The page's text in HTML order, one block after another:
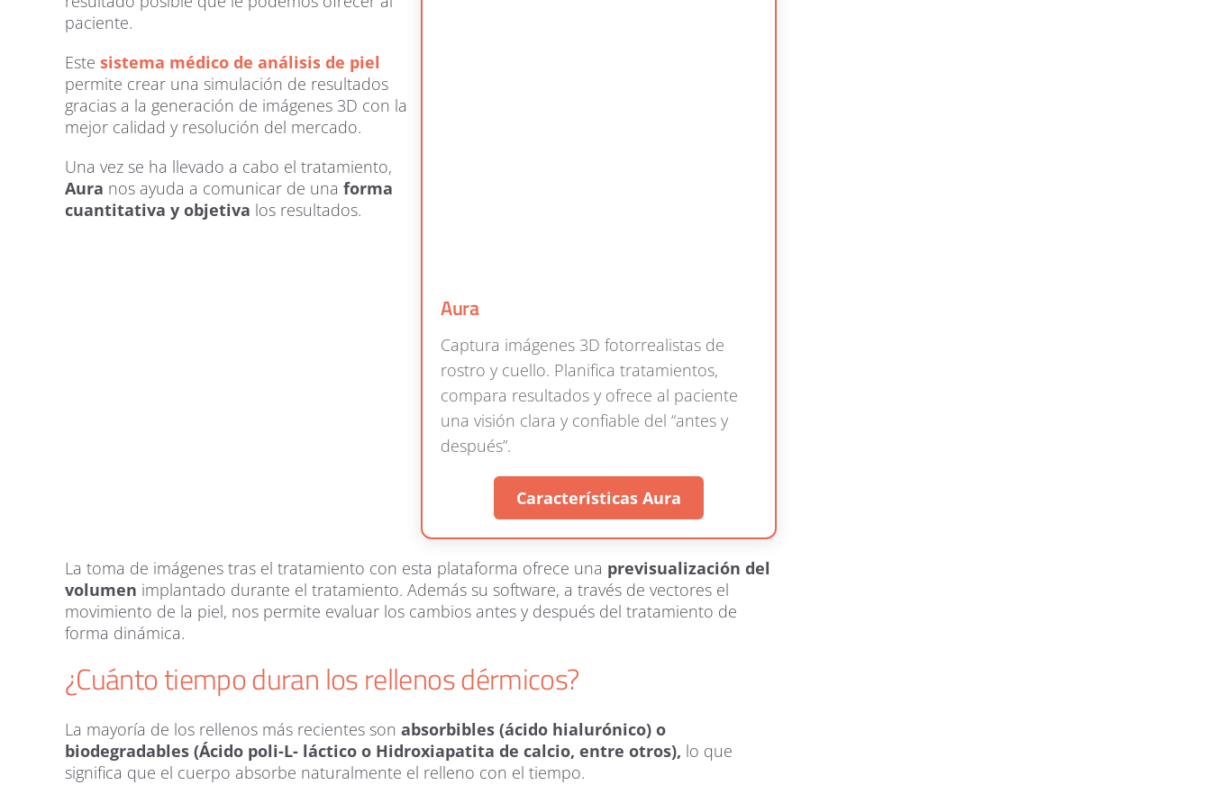
paciente.
Este sistema médico de análisis de piel
permite crear una simulación de resultados
gracias a la generación de imágenes 3D con la
mejor calidad y resolución del mercado.
Una vez se ha llevado a cabo el tratamiento,
Aura nos ayuda a comunicar de una forma
cuantitativa y objetiva los resultados.
Aura
Captura imágenes 3D fotorrealistas de
rostro y cuello. Planifica tratamientos,
compara resultados y ofrece al paciente
una visión clara y confiable del “antes y
después”.
Características Aura
La toma de imágenes tras el tratamiento con esta plataforma ofrece una previsualización del
volumen implantado durante el tratamiento. Además su software, a través de vectores el
movimiento de la piel, nos permite evaluar los cambios antes y después del tratamiento de
forma dinámica.
¿Cuánto tiempo duran los rellenos dérmicos?
La mayoría de los rellenos más recientes son absorbibles (ácido hialurónico) o
biodegradables (Ácido poli-L- láctico o Hidroxiapatita de calcio, entre otros), lo que
significa que el cuerpo absorbe naturalmente el relleno con el tiempo.